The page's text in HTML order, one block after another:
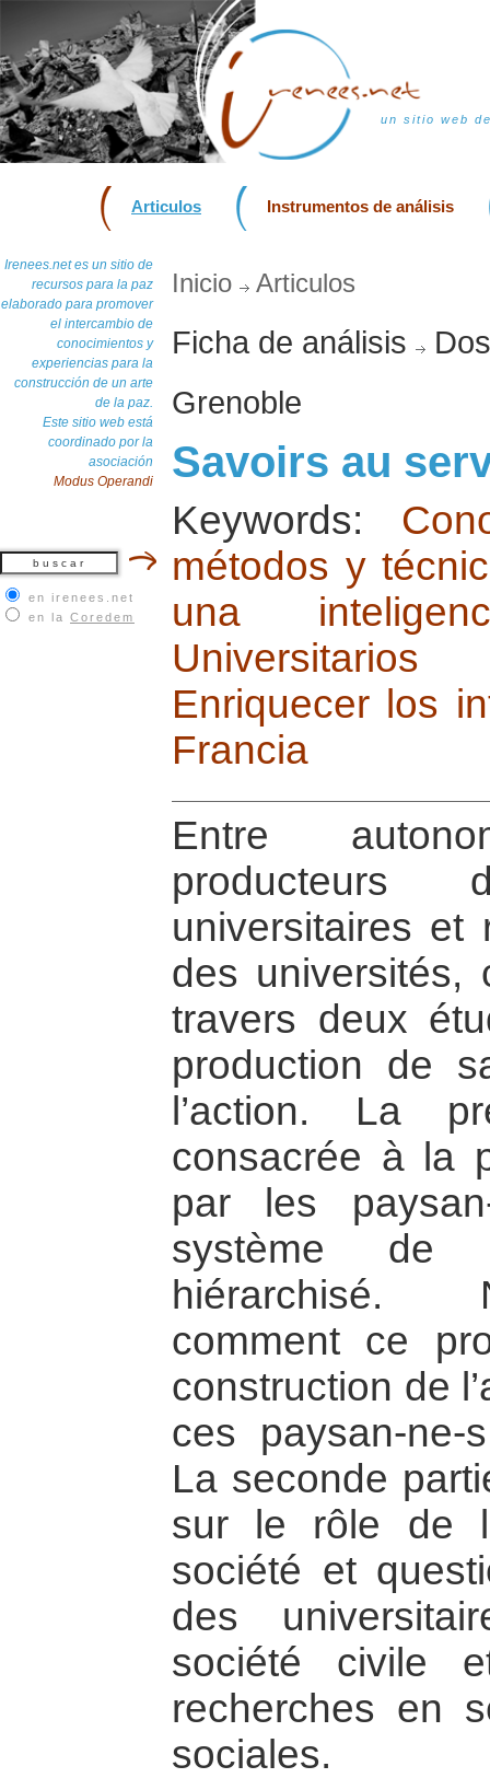
un sitio web
Articulos Instrumentos de análisis
Irenees.net es un sitio de
recursos para la paz
elaborado para promover
el intercambio de
conocimientos y
experiencias para la
construcción de un arte
de la paz.
Este sitio web está
coordinado por la
asociación
Modus Operandi
en irenees.net
en la Coredem
Inicio Articulos
Ficha de análisis
Grenoble
Savoirs au
Keywords:
métodos y
una
Universitarios
Enriquecer los
Francia
Entre
universitaires et
des universités,
travers deux
production de
l’action. La
consacrée à la
par les
système de
hiérarchisé.
comment ce
construction de
ces paysan-ne-
La seconde
sur le rôle de
société et
des
société civile
recherches en
sociales.